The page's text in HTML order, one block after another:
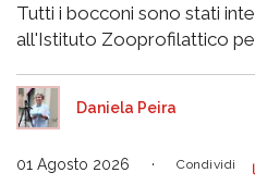
Tutti i bocconi sono stati
all'Istituto Zooprofilattico
Daniela Peira
01 Agosto 2026 Condividi